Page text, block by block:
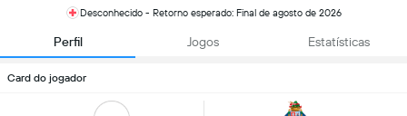
Desconhecido - Retorno esperado: Final de agosto de 2026
Perfil Jogos Estatísticas
Card do jogador